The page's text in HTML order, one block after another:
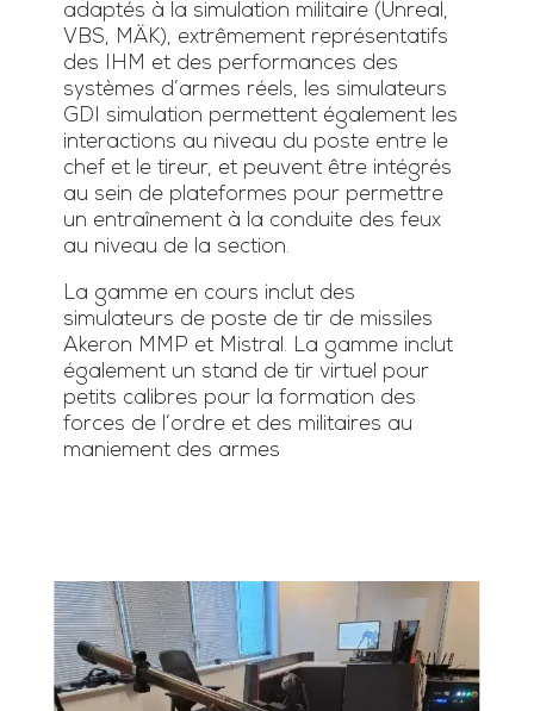
adaptés à la simulation militaire (Unreal,
VBS, MÄK), extrêmement représentatifs
des IHM et des performances des
systèmes d’armes réels, les simulateurs
GDI simulation permettent également les
interactions au niveau du poste entre le
chef et le tireur, et peuvent être intégrés
au sein de plateformes pour permettre
un entraînement à la conduite des feux
au niveau de la section.
La gamme en cours inclut des
simulateurs de poste de tir de missiles
Akeron MMP et Mistral. La gamme inclut
également un stand de tir virtuel pour
petits calibres pour la formation des
forces de l’ordre et des militaires au
maniement des armes